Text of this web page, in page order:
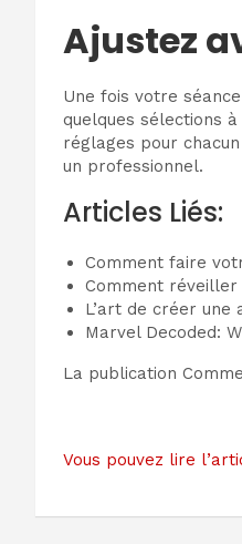
Ajustez
Une fois votre
quelques sélections
réglages pour
un professionnel.
Articles Liés:
Comment faire
Comment réveiller
L’art de créer une
Marvel Decoded:
La publication
Vous pouvez lire